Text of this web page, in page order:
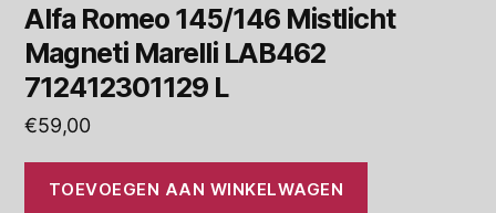
Alfa Romeo 145/146 Mistlicht
Magneti Marelli LAB462
712412301129 L
€59,00
TOEVOEGEN AAN WINKELWAGEN